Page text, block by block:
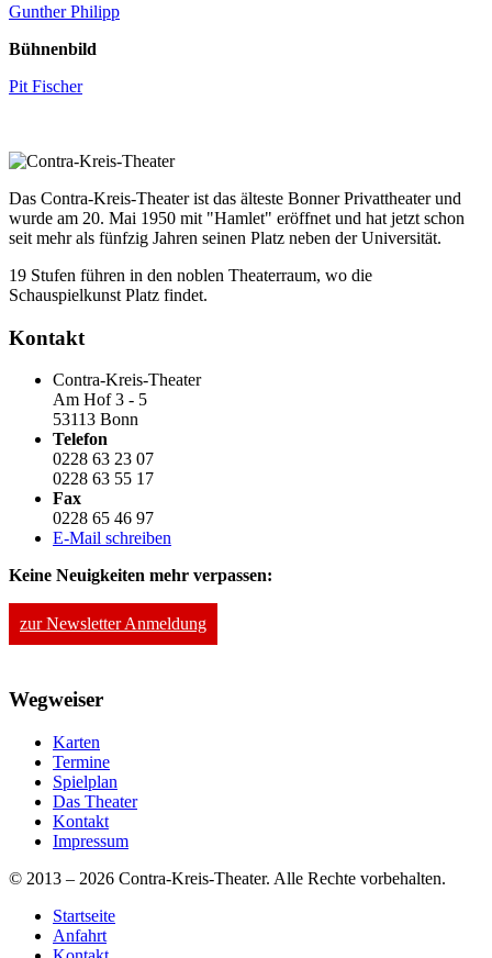
Gunther Philipp
Bühnenbild
Pit Fischer
Das Contra-Kreis-Theater ist das älteste Bonner Privattheater und
wurde am 20. Mai 1950 mit "Hamlet" eröffnet und hat jetzt schon
seit mehr als fünfzig Jahren seinen Platz neben der Universität.
19 Stufen führen in den noblen Theaterraum, wo die
Schauspielkunst Platz findet.
Kontakt
Contra-Kreis-Theater
Am Hof 3 - 5
53113 Bonn
Telefon
0228 63 23 07
0228 63 55 17
Fax
0228 65 46 97
E-Mail schreiben
Keine Neuigkeiten mehr verpassen:
zur Newsletter Anmeldung
Wegweiser
Karten
Termine
Spielplan
Das Theater
Kontakt
Impressum
© 2013 – 2026 Contra-Kreis-Theater. Alle Rechte vorbehalten.
Startseite
Anfahrt